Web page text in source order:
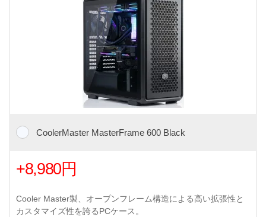
CoolerMaster MasterFrame 600 Black
+8,980円
Cooler Master製、オープンフレーム構造による高い拡張性と
カスタマイズ性を誇るPCケース。